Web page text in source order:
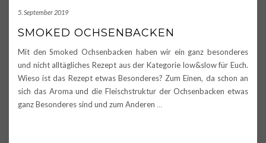
5. September 2019
SMOKED OCHSENBACKEN
Mit den Smoked Ochsenbacken haben wir ein ganz besonderes
und nicht alltägliches Rezept aus der Kategorie low&slow für Euch.
Wieso ist das Rezept etwas Besonderes? Zum Einen, da schon an
sich das Aroma und die Fleischstruktur der Ochsenbacken etwas
ganz Besonderes sind und zum Anderen …